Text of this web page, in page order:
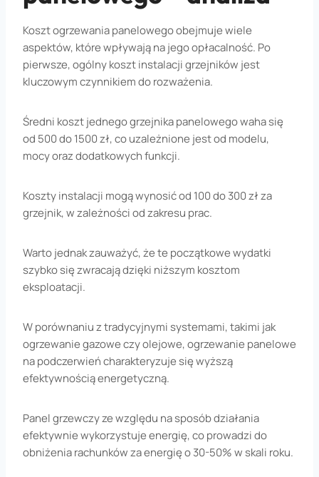
Koszt ogrzewania panelowego obejmuje wiele
aspektów, które wpływają na jego opłacalność. Po
pierwsze, ogólny koszt instalacji grzejników jest
kluczowym czynnikiem do rozważenia.
Średni koszt jednego grzejnika panelowego waha się
od 500 do 1500 zł, co uzależnione jest od modelu,
mocy oraz dodatkowych funkcji.
Koszty instalacji mogą wynosić od 100 do 300 zł za
grzejnik, w zależności od zakresu prac.
Warto jednak zauważyć, że te początkowe wydatki
szybko się zwracają dzięki niższym kosztom
eksploatacji.
W porównaniu z tradycyjnymi systemami, takimi jak
ogrzewanie gazowe czy olejowe, ogrzewanie panelowe
na podczerwień charakteryzuje się wyższą
efektywnością energetyczną.
Panel grzewczy ze względu na sposób działania
efektywnie wykorzystuje energię, co prowadzi do
obniżenia rachunków za energię o 30-50% w skali roku.